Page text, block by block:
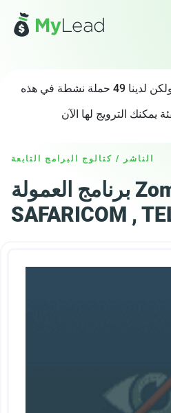
هذه الحملة لم تعد نشطة، ولكن لدينا 49 حملة نشطة في هذه
الناشر / كتالوج البرامج التابعة
برنامج العمولة Zombie Sniper -
SAFARICOM ,